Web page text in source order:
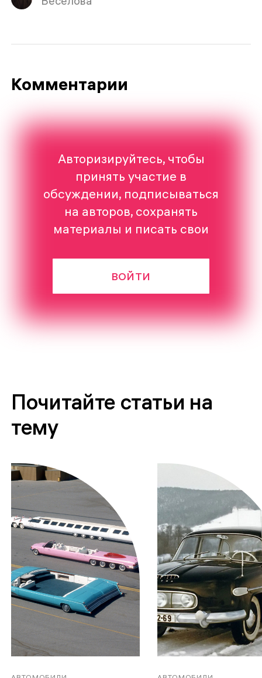
Комментарии
Авторизируйтесь, чтобы
принять участие в
обсуждении, подписываться
на авторов, сохранять
материалы и писать свои
ВОЙТИ
Почитайте статьи на
тему